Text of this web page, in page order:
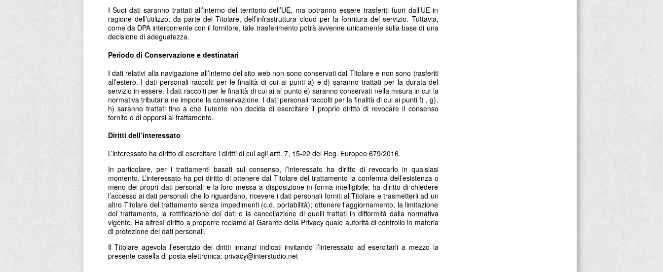
I Suoi dati saranno trattati all’interno del territorio dell’UE, ma potranno essere trasferiti fuori dall’UE in
ragione dell’utilizzo, da parte del Titolare, dell’infrastruttura cloud per la fornitura del servizio. Tuttavia,
come da DPA intercorrente con il fornitore, tale trasferimento potrà avvenire unicamente sulla base di una
decisione di adeguatezza.
Periodo di Conservazione e destinatari
I dati relativi alla navigazione all’interno del sito web non sono conservati dal Titolare e non sono trasferiti
all’estero. I dati personali raccolti per le finalità di cui ai punti a) e d) saranno trattati per la durata del
servizio in essere. I dati raccolti per le finalità di cui ai al punto e) saranno conservati nella misura in cui la
normativa tributaria ne impone la conservazione. I dati personali raccolti per la finalità di cui ai punti f) , g),
h) saranno trattati fino a che l’utente non decida di esercitare il proprio diritto di revocare il consenso
fornito o di opporsi al trattamento.
Diritti dell’interessato
L’interessato ha diritto di esercitare i diritti di cui agli artt. 7, 15-22 del Reg. Europeo 679/2016.
In particolare, per i trattamenti basati sul consenso, l’interessato ha diritto di revocarlo in qualsiasi
momento. L’interessato ha poi diritto di ottenere dal Titolare del trattamento la conferma dell’esistenza o
meno dei propri dati personali e la loro messa a disposizione in forma intelligibile; ha diritto di chiedere
l’accesso ai dati personali che lo riguardano, ricevere i dati personali forniti al Titolare e trasmetterli ad un
altro Titolare del trattamento senza impedimenti (c.d. portabilità); ottenere l’aggiornamento, la limitazione
del trattamento, la rettificazione dei dati e la cancellazione di quelli trattati in difformità dalla normativa
vigente. Ha altresì diritto a proporre reclamo al Garante della Privacy quale autorità di controllo in materia
di protezione dei dati personali.
Il Titolare agevola l’esercizio dei diritti innanzi indicati invitando l’interessato ad esercitarli a mezzo la
presente casella di posta elettronica: privacy@interstudio.net